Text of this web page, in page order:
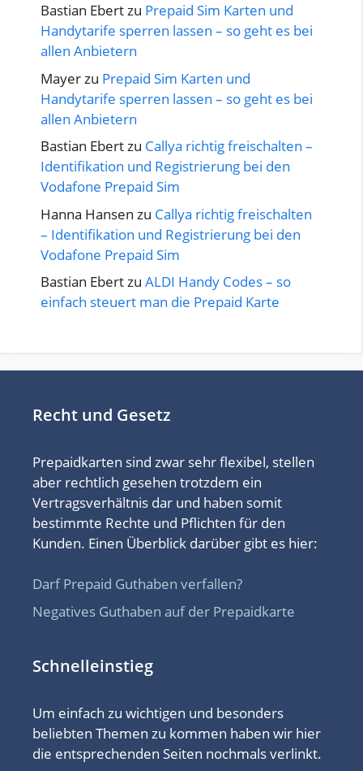
Bastian Ebertzu Prepaid Sim Karten und
Handytarife sperren lassen – so geht es bei
allen Anbietern
Mayerzu Prepaid Sim Karten und
Handytarife sperren lassen – so geht es bei
allen Anbietern
Bastian Ebertzu Callya richtig freischalten –
Identifikation und Registrierung bei den
Vodafone Prepaid Sim
Hanna Hansen zu Callya richtig freischalten
– Identifikation und Registrierung bei den
Vodafone Prepaid Sim
Bastian Ebertzu ALDI Handy Codes – so
einfach steuert man die Prepaid Karte
Recht und Gesetz
Prepaidkarten sind zwar sehr flexibel, stellen
aber rechtlich gesehen trotzdem ein
Vertragsverhältnis dar und haben somit
bestimmte Rechte und Pflichten für den
Kunden. Einen Überblick darüber gibt es hier:
Darf Prepaid Guthaben verfallen?
Negatives Guthaben auf der Prepaidkarte
Schnelleinstieg
Um einfach zu wichtigen und besonders
beliebten Themen zu kommen haben wir hier
die entsprechenden Seiten nochmals verlinkt.